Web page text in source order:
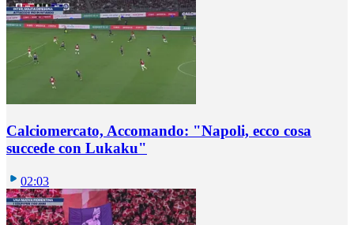
Calciomercato, Accomando: "Napoli, ecco cosa
succede con Lukaku"
02:03